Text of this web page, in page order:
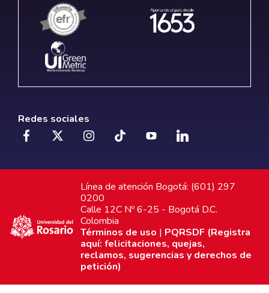
Redes sociales
Línea de atención Bogotá: (601) 297
0200
Calle 12C Nº 6-25 - Bogotá D.C.
Colombia
Términos de uso | PQRSDF (Registra
aquí: felicitaciones, quejas,
reclamos, sugerencias y derechos de
petición)